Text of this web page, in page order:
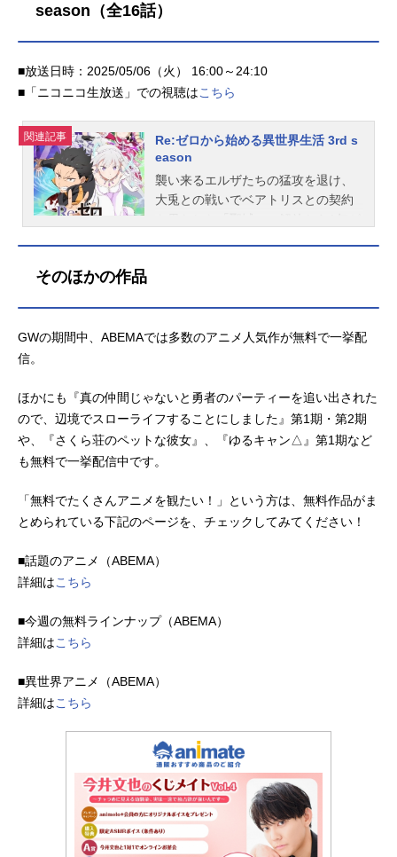
ティア2ndseason放送形態TVアニメ
（日）〜2025年3月30日（日）TB
S・MBS系にて話数全25話キャスト
ガ-0／斎賀玲：和氣あず未アーサ
陽子オイカッツォ／魚臣慧：小市眞
琴エムル：日高里菜ヴァイスアッシ
ュ：大塚明夫サイガ-100／斎賀百：
花守ゆみりAnimalia：千本木彩花キ
ョージュ：中田譲治ビィラック：
season（全16話）
■放送日時：2025/05/06（火） 16:00～24:10
■「ニコニコ生放送」での視聴はこちら
関連記事
Re:ゼロから始める異世界生活 3rd s
eason
襲い来るエルザたちの猛攻を退け、
大兎との戦いでベアトリスとの契約
選候補者の一人、アナスタシアがエ
の招待状だった。招待を受け、プリ
ステラへ向かうスバルたち一行を待
っていたのは様々な再会。一つは意
動と降りかかる未曾有の危機。少年
は再び過酷な運命に立ち向かう。作
品名Re:ゼロから始める異世界生活3r
Re:ゼロから始める異世界生活スケジ
編：2025年2月5日（水）～2025年3
（金）2週間限定公開話数全16話キャ
美ガーフィール・ティンゼル：岡本
信彦オットー・スーウェン：天﨑滉
平フェルト：赤﨑千夏ラインハル
ト・ヴ...
そのほかの作品
GWの期間中、ABEMAでは多数のアニメ人気作が無料で一挙配
信。
ほかにも『真の仲間じゃないと勇者のパーティーを追い出された
ので、辺境でスローライフすることにしました』第1期・第2期
や、『さくら荘のペットな彼女』、『ゆるキャン△』第1期など
も無料で一挙配信中です。
「無料でたくさんアニメを観たい！」という方は、無料作品がま
とめられている下記のページを、チェックしてみてください！
■話題のアニメ（ABEMA）
詳細はこちら
■今週の無料ラインナップ（ABEMA）
詳細はこちら
■異世界アニメ（ABEMA）
詳細はこちら